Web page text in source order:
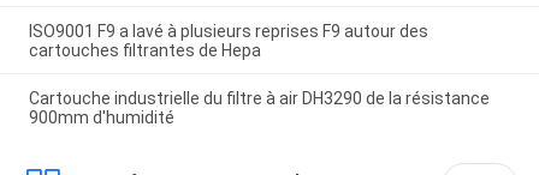
ISO9001 F9 a lavé à plusieurs reprises F9 autour des
cartouches filtrantes de Hepa
Cartouche industrielle du filtre à air DH3290 de la résistance
900mm d'humidité